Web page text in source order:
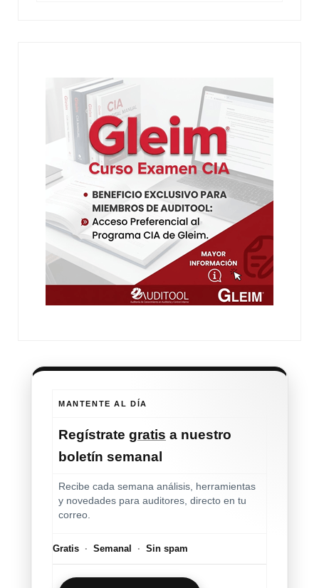
MANTENTE AL DÍA
Regístrate gratis a nuestro
boletín semanal
Recibe cada semana análisis, herramientas
y novedades para auditores, directo en tu
correo.
Gratis · Semanal · Sin spam